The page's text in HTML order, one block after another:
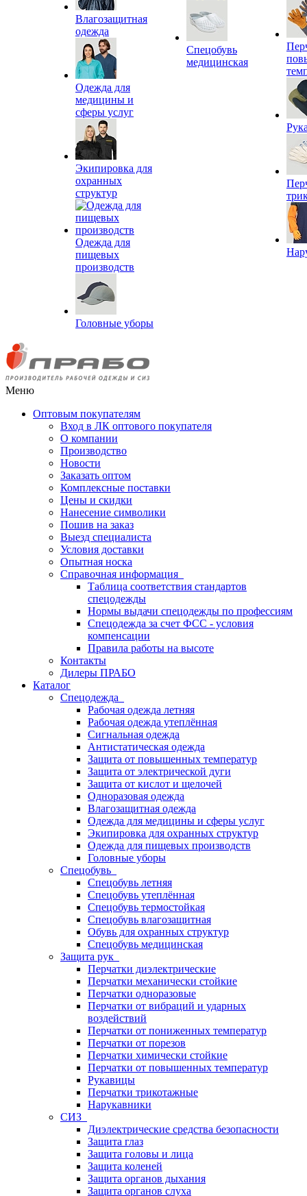
Влагозащитная
одежда
Одежда для
медицины и
сферы услуг
Экипировка для
охранных
структур
Одежда для
пищевых
производств
Головные уборы
Спецобувь
медицинская
Меню
Оптовым покупателям
Вход в ЛК оптового покупателя
О компании
Производство
Новости
Заказать оптом
Комплексные поставки
Цены и скидки
Нанесение символики
Пошив на заказ
Выезд специалиста
Условия доставки
Опытная носка
Справочная информация
Таблица соответствия стандартов
спецодежды
Нормы выдачи спецодежды по профессиям
Спецодежда за счет ФСС - условия
компенсации
Правила работы на высоте
Контакты
Дилеры ПРАБО
Каталог
Спецодежда
Рабочая одежда летняя
Рабочая одежда утеплённая
Сигнальная одежда
Антистатическая одежда
Защита от повышенных температур
Защита от электрической дуги
Защита от кислот и щелочей
Одноразовая одежда
Влагозащитная одежда
Одежда для медицины и сферы услуг
Экипировка для охранных структур
Одежда для пищевых производств
Головные уборы
Спецобувь
Спецобувь летняя
Спецобувь утеплённая
Спецобувь термостойкая
Спецобувь влагозащитная
Обувь для охранных структур
Спецобувь медицинская
Защита рук
Перчатки диэлектрические
Перчатки механически стойкие
Перчатки одноразовые
Перчатки от вибраций и ударных
воздействий
Перчатки от пониженных температур
Перчатки от порезов
Перчатки химически стойкие
Перчатки от повышенных температур
Рукавицы
Перчатки трикотажные
Нарукавники
СИЗ
Диэлектрические средства безопасности
Защита глаз
Защита головы и лица
Защита коленей
Защита органов дыхания
Защита органов слуха